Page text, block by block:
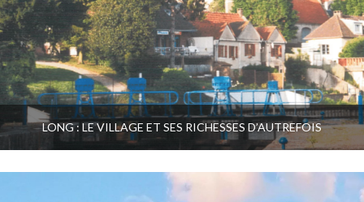
LONG : LE VILLAGE ET SES RICHESSES D’AUTREFOIS